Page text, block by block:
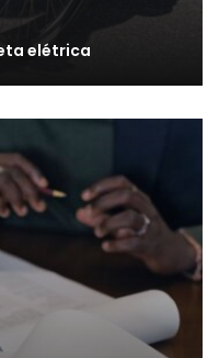
elétrica